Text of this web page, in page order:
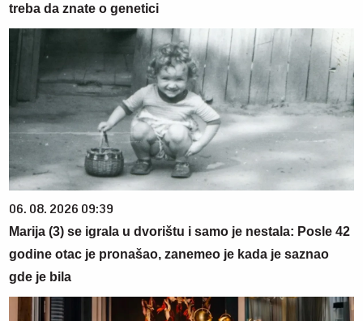
treba da znate o genetici
06. 08. 2026 09:39
Marija (3) se igrala u dvorištu i samo je nestala: Posle 42
godine otac je pronašao, zanemeo je kada je saznao
gde je bila